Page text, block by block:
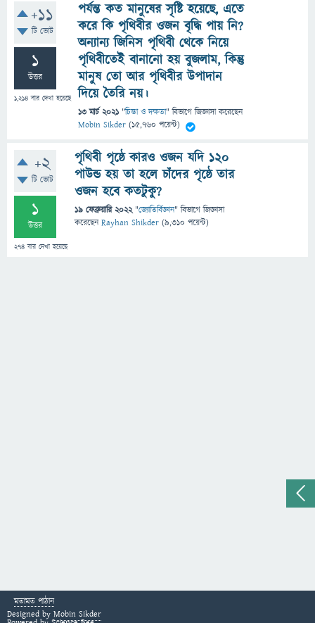
+11
টি ভোট
1
উত্তর
1,214 বার দেখা হয়েছে
পর্যন্ত কত মানুষের সৃষ্টি হয়েছে, এতে
করে কি পৃথিবীর ওজন বৃদ্ধি পায় নি?
অন্যান্য জিনিস পৃথিবী থেকে নিয়ে
পৃথিবীতেই বানানো হয় বুজলাম, কিন্তু
মানুষ তো আর পৃথিবীর উপাদান
দিয়ে তৈরি নয়।
13 মার্চ 2021 "চিন্তা ও দক্ষতা" বিভাগে জিজ্ঞাসাকরেছেন
Mobin Sikder (15,760 পয়েন্ট)
+2
টি ভোট
1
উত্তর
274 বার দেখা হয়েছে
পৃথিবী পৃষ্ঠে কারও ওজন যদি ১২০
পাউন্ড হয় তা হলে চাঁদের পৃষ্ঠে তার
ওজন হবে কতটুকু?
19 ফেব্রুয়ারি 2022 "জ্যোতির্বিজ্ঞান" বিভাগে জিজ্ঞাসা
করেছেনRayhan Shikder (9,310 পয়েন্ট)
মতামত পাঠান
Designed by Mobin Sikder